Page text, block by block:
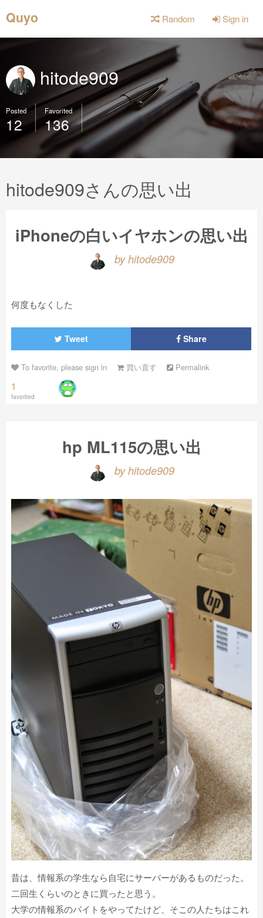
Quyo Random Sign in
hitode909
Posted
12
Favorited
136
hitode909さんの思い出
iPhoneの白いイヤホンの思い出
by hitode909
何度もなくした
Tweet Share
To favorite, please sign in 買い直す Permalink
1
favorited
hp ML115の思い出
by hitode909
昔は、情報系の学生なら自宅にサーバーがあるものだった。
二回生くらいのときに買ったと思う。
大学の情報系のバイトをやってたけど、そこの人たちはこれ